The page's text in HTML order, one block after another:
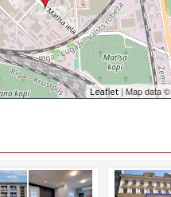
Leaflet | Map data ©